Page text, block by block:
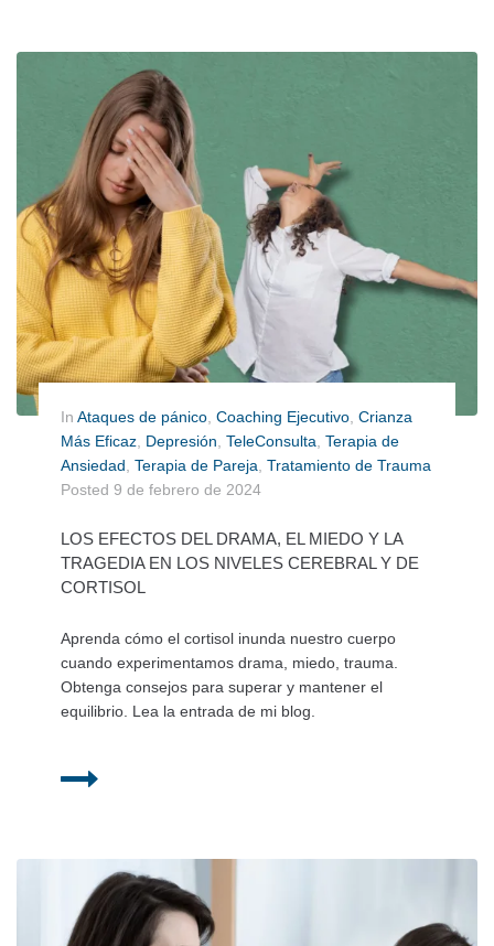
In Ataques de pánico Coaching Ejecutivo Crianza
Más Eficaz Depresión TeleConsulta Terapia de
Ansiedad Terapia de Pareja Tratamiento de Trauma
Posted 9 de febrero de 2024
LOS EFECTOS DEL DRAMA, EL MIEDO Y LA
TRAGEDIA EN LOS NIVELES CEREBRAL Y DE
CORTISOL
Aprenda cómo el cortisol inunda nuestro cuerpo
cuando experimentamos drama, miedo, trauma.
Obtenga consejos para superar y mantener el
equilibrio. Lea la entrada de mi blog.